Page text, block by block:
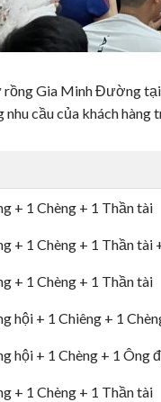
Gia Minh Đường
nhu cầu của khách
+ 1 Chèng + 1 Thần tài
+ 1 Chèng + 1 Thần tài
+ 1 Chèng + 1 Thần tài
hội + 1 Chiêng + 1
hội + 1 Chèng + 1 Ông
+ 1 Chèng + 1 Thần tài